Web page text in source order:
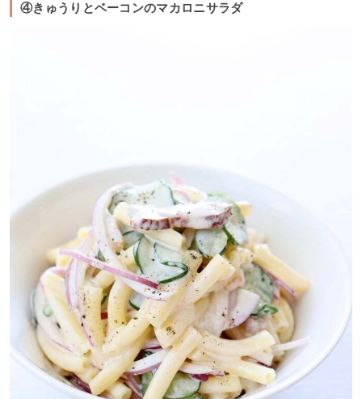
④きゅうりとベーコンのマカロニサラダ